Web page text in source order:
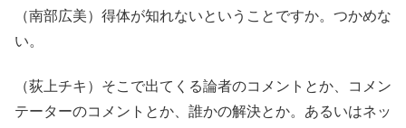
（南部広美）得体が知れないということですか。つかめな
い。
（荻上チキ）そこで出てくる論者のコメントとか、コメン
テーターのコメントとか、誰かの解決とか。あるいはネッ